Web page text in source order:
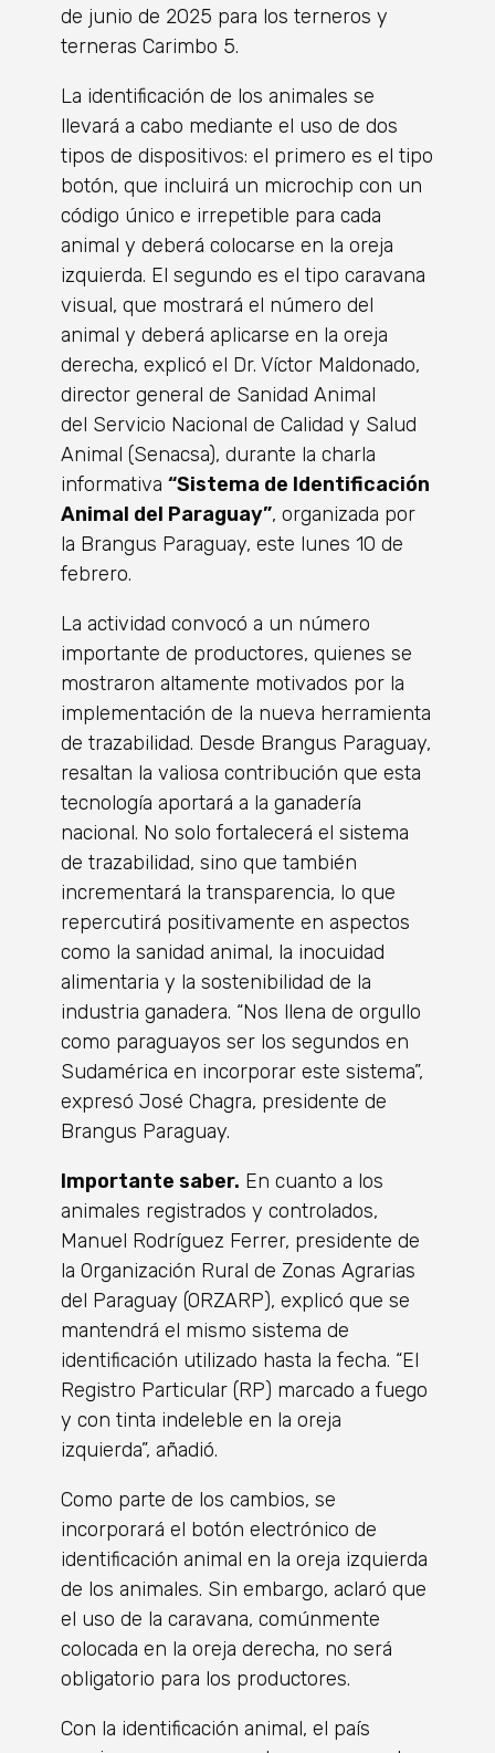
de junio de 2025 para los terneros y
terneras Carimbo 5.
La identificación de los animales se
llevará a cabo mediante el uso de dos
tipos de dispositivos: el primero es el tipo
botón, que incluirá un microchip con un
código único e irrepetible para cada
animal y deberá colocarse en la oreja
izquierda. El segundo es el tipo caravana
visual, que mostrará el número del
animal y deberá aplicarse en la oreja
derecha, explicó el Dr. Víctor Maldonado,
director general de Sanidad Animal
del Servicio Nacional de Calidad y Salud
Animal (Senacsa), durante la charla
informativa “Sistema de Identificación
Animal del Paraguay”, organizada por
la Brangus Paraguay, este lunes 10 de
febrero.
La actividad convocó a un número
importante de productores, quienes se
mostraron altamente motivados por la
implementación de la nueva herramienta
de trazabilidad. Desde Brangus Paraguay,
resaltan la valiosa contribución que esta
tecnología aportará a la ganadería
nacional. No solo fortalecerá el sistema
de trazabilidad, sino que también
incrementará la transparencia, lo que
repercutirá positivamente en aspectos
como la sanidad animal, la inocuidad
alimentaria y la sostenibilidad de la
industria ganadera. “Nos llena de orgullo
como paraguayos ser los segundos en
Sudamérica en incorporar este sistema”,
expresó José Chagra, presidente de
Brangus Paraguay.
Importante saber. En cuanto a los
animales registrados y controlados,
Manuel Rodríguez Ferrer, presidente de
la Organización Rural de Zonas Agrarias
del Paraguay (ORZARP), explicó que se
mantendrá el mismo sistema de
identificación utilizado hasta la fecha. “El
Registro Particular (RP) marcado a fuego
y con tinta indeleble en la oreja
izquierda”, añadió.
Como parte de los cambios, se
incorporará el botón electrónico de
identificación animal en la oreja izquierda
de los animales. Sin embargo, aclaró que
el uso de la caravana, comúnmente
colocada en la oreja derecha, no será
obligatorio para los productores.
Con la identificación animal, el país